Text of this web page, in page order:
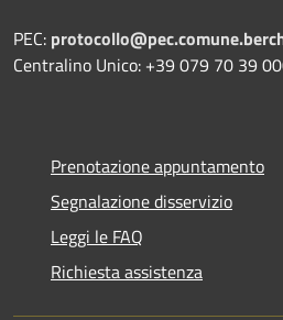
PEC:
Centralino Unico: +39 079 70 39
Prenotazione appuntamento
Segnalazione disservizio
Leggi le FAQ
Richiesta assistenza